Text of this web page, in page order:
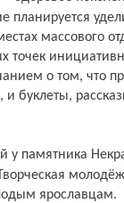
планируется
массового
точек
о том, что
буклеты,
ярославцам.